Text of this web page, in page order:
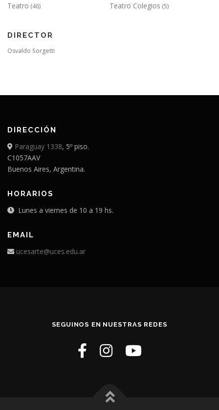
Teatro (46) Teatro Colegios (5)
DIRECTOR
Osvaldo Sorgetti
DIRECCIÓN
Paraguay 1338, 5º piso.
C1057AAV
Buenos Aires, Argentina.
HORARIOS
Lunes a viernes de 10 a 19 hs.
EMAIL
ucesarte@uces.edu.ar
SEGUINOS EN NUESTRAS REDES